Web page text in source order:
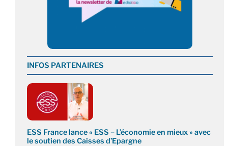
INFOS PARTENAIRES
ESS France lance « ESS – L’économie en mieux » avec
le soutien des Caisses d’Epargne